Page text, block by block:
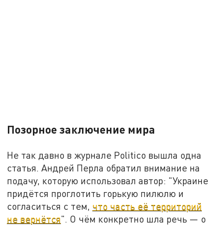
Позорное заключение мира
Не так давно в журнале Politico вышла одна
статья. Андрей Перла обратил внимание на
подачу, которую использовал автор: "Украине
придётся проглотить горькую пилюлю и
согласиться с тем, что часть её территорий
не вернётся". О чём конкретно шла речь — о